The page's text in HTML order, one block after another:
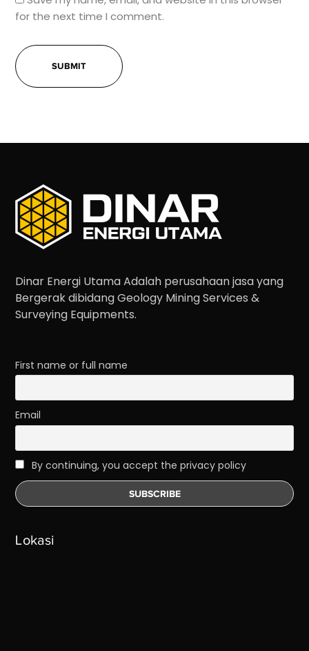
for the next time I comment.
Dinar Energi Utama Adalah perusahaan jasa yang
Bergerak dibidang Geology Mining Services &
Surveying Equipments.
First name or full name
Email
By continuing, you accept the privacy policy
Lokasi